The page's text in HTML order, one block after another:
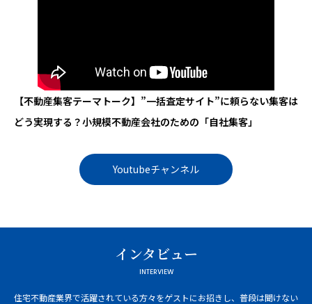
【不動産集客テーマトーク】”一括査定サイト”に頼らない集客は
どう実現する？小規模不動産会社のための「自社集客」
Youtubeチャンネル
インタビュー
INTERVIEW
住宅不動産業界で活躍されている方々をゲストにお招きし、普段は聞けない